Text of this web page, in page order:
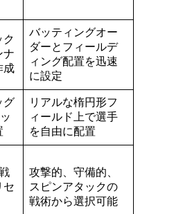
ク
ナ
成
バッティングオー
ダーとフィールデ
ィング配置を迅速
に設定
グ
リアルな楕円形フ
ィールド上で選手
を自由に配置
セ
攻撃的、守備的、
スピンアタックの
戦術から選択可能